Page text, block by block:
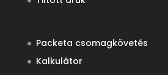
Packeta csomagkövetés
Kalkulátor